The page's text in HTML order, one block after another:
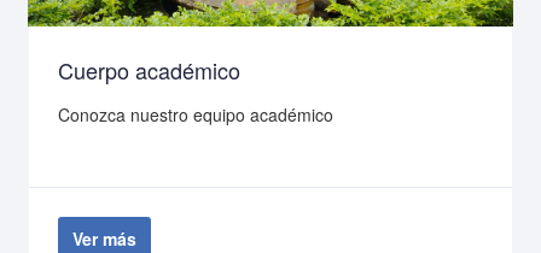
Cuerpo académico
Conozca nuestro equipo académico
Ver más